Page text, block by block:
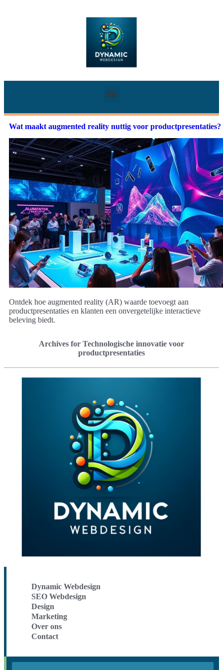
Wat maakt augmented reality nuttig voor productpresentaties?
Ontdek hoe augmented reality (AR) waarde toevoegt aan
productpresentaties en klanten een onvergetelijke interactieve
beleving biedt.
Archives for Technologische innovatie voor
productpresentaties
Dynamic Webdesign
SEO Webdesign
Design
Marketing
Over ons
Contact